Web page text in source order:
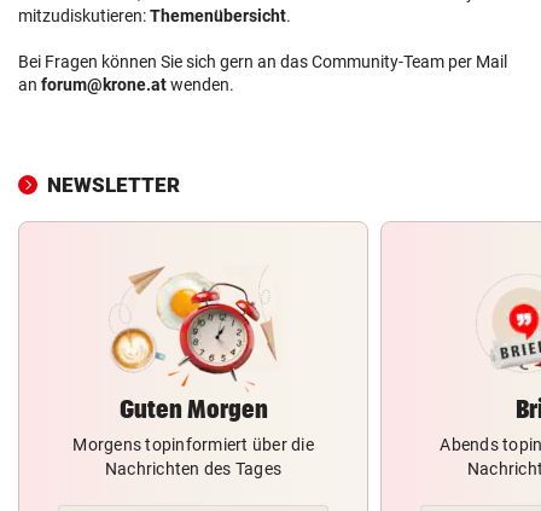
mitzudiskutieren:Themenübersicht.
Bei Fragen können Sie sich gern an das Community-Team per Mail
an forum@krone.atwenden.
NEWSLETTER
Guten Morgen
Morgens topinformiert über die
Nachrichten des Tages
Abends